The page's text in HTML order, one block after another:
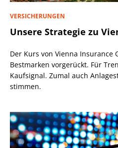
VERSICHERUNGEN
Unsere Strategie zu
Der Kurs von Vienna Insurance
Bestmarken vorgerückt. Für
Kaufsignal. Zumal auch
stimmen.